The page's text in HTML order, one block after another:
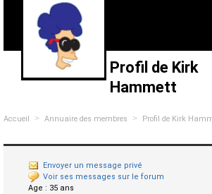
Profil de Kirk
Hammett
Accueil > Annuaire des membres > Profil de Kirk
Envoyer un message privé
Voir ses messages sur le forum
Age : 35 ans